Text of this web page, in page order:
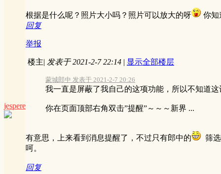
根据是什么呢？照片大小吗？照片可以放大的呀
你知
回复
举报
jespere
楼主| 发表于 2021-2-7 22:14 | 显示全部楼层
蒙城郎中 发表于 2021-2-7 20:26
我一直是屏蔽了我自己的这项功能，所以不知道
你在页面顶部右角双击”提醒”～～～新界 ...
有意思，上来看到消息提醒了，不过只有郎中的
筛
呵。
回复